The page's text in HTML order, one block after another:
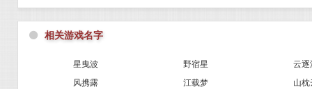
⚫ 相关游戏名字
星曳波 野宿星
云逐
风携露
江载梦
山枕